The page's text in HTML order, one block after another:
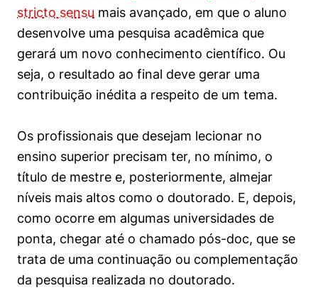
stricto sensu mais avançado, em que o aluno
desenvolve uma pesquisa acadêmica que
gerará um novo conhecimento científico. Ou
seja, o resultado ao final deve gerar uma
contribuição inédita a respeito de um tema.
Os profissionais que desejam lecionar no
ensino superior precisam ter, no mínimo, o
título de mestre e, posteriormente, almejar
níveis mais altos como o doutorado. E, depois,
como ocorre em algumas universidades de
ponta, chegar até o chamado pós-doc, que se
trata de uma continuação ou complementação
da pesquisa realizada no doutorado.